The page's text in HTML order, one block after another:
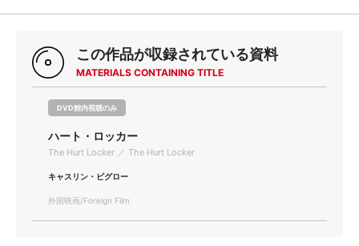
この作品が収録されている資料
MATERIALS CONTAINING TITLE
DVD館内視聴のみ
ハート・ロッカー
The Hurt Locker ／ The Hurt Locker
キャスリン・ビグロー
外国映画/Foreign Film